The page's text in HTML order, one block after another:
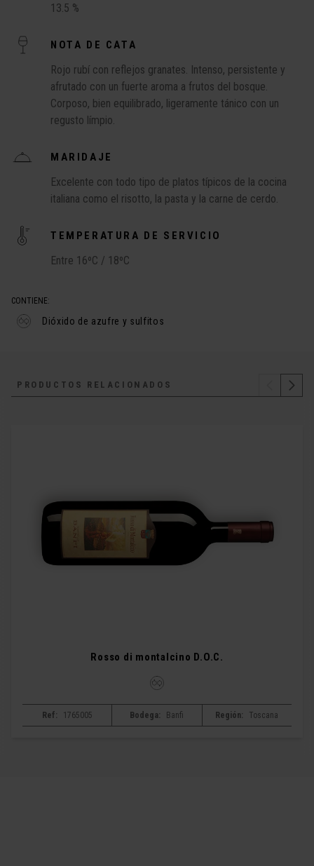
13.5 %
NOTA DE CATA
Rojo rubí con reflejos granates. Intenso, persistente y
afrutado con un fuerte aroma a frutos del bosque.
Corposo, bien equilibrado, ligeramente tánico con un
regusto límpio.
MARIDAJE
Excelente con todo tipo de platos típicos de la cocina
italiana como el risotto, la pasta y la carne de cerdo.
TEMPERATURA DE SERVICIO
Entre 16ºC / 18ºC
CONTIENE:
Dióxido de azufre y sulfitos
PRODUCTOS RELACIONADOS
Rosso di montalcino D.O.C.
Ref: 1765005 Bodega: Banfi Región: Toscana